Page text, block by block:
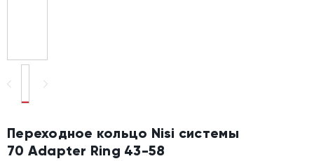
Переходное кольцо Nisi системы
70 Adapter Ring 43-58